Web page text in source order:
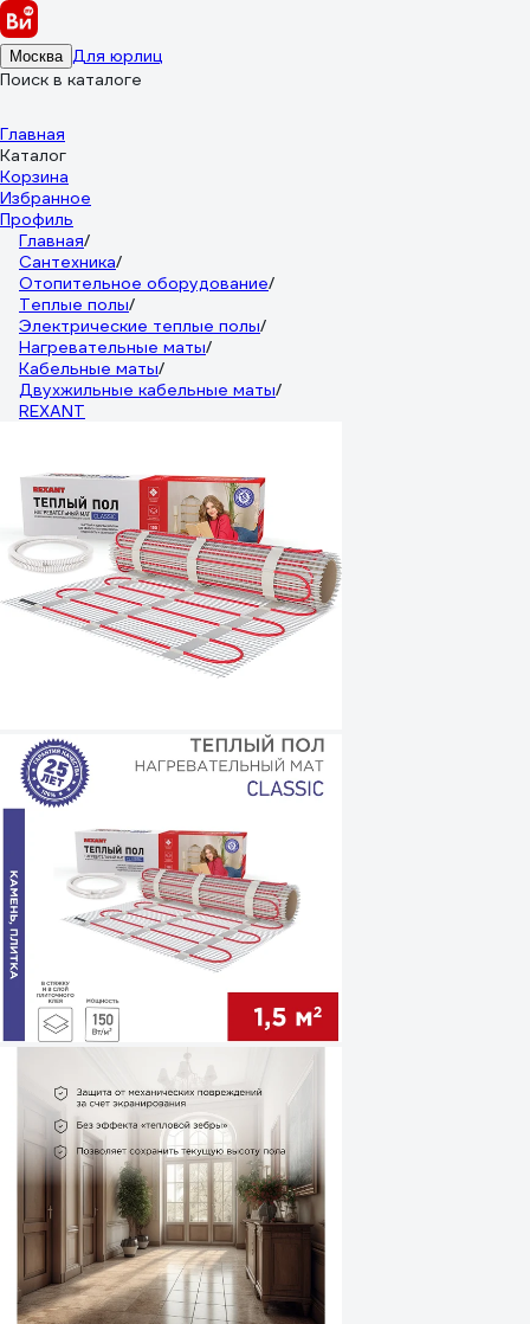
Москва Для юрлиц
Поиск в каталоге
Главная
Каталог
Корзина
Избранное
Профиль
Главная/
Сантехника/
Отопительное оборудование/
Теплые полы/
Электрические теплые полы/
Нагревательные маты/
Кабельные маты/
Двухжильные кабельные маты/
REXANT